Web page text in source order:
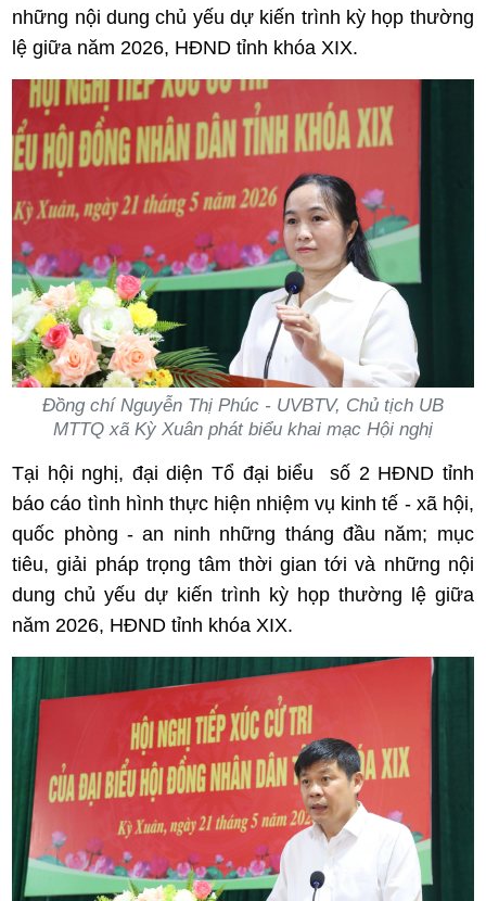
những nội dung chủ yếu dự kiến trình kỳ họp thường
lệ giữa năm 2026, HĐND tỉnh khóa XIX.
Đồng chí Nguyễn Thị Phúc - UVBTV, Chủ tịch UB
MTTQ xã Kỳ Xuân phát biểu khai mạc Hội nghị
Tại hội nghị, đại diện Tổ đại biểu
số 2 HĐND tỉnh
báo cáo tình hình thực hiện nhiệm vụ kinh tế - xã hội,
quốc phòng - an ninh những tháng đầu năm; mục
tiêu, giải pháp trọng tâm thời gian tới và những nội
dung chủ yếu dự kiến trình kỳ họp thường lệ giữa
năm 2026, HĐND tỉnh khóa XIX.